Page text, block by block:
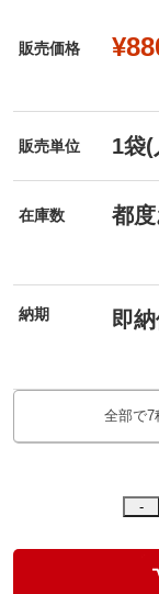
販売価格
販売単位 1袋
在庫数 都
納期 即
全部で7